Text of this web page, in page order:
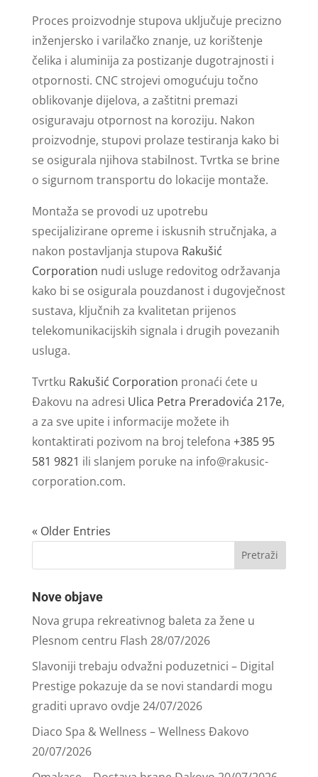
Proces proizvodnje stupova uključuje precizno
inženjersko i varilačko znanje, uz korištenje
čelika i aluminija za postizanje dugotrajnosti i
otpornosti. CNC strojevi omogućuju točno
oblikovanje dijelova, a zaštitni premazi
osiguravaju otpornost na koroziju. Nakon
proizvodnje, stupovi prolaze testiranja kako bi
se osigurala njihova stabilnost. Tvrtka se brine
o sigurnom transportu do lokacije montaže.
Montaža se provodi uz upotrebu
specijalizirane opreme i iskusnih stručnjaka, a
nakon postavljanja stupova Rakušić
Corporation nudi usluge redovitog održavanja
kako bi se osigurala pouzdanost i dugovječnost
sustava, ključnih za kvalitetan prijenos
telekomunikacijskih signala i drugih povezanih
usluga.
Tvrtku Rakušić Corporation pronaći ćete u
Đakovu na adresi Ulica Petra Preradovića 217e,
a za sve upite i informacije možete ih
kontaktirati pozivom na broj telefona +385 95
581 9821 ili slanjem poruke na info@rakusic-
corporation.com.
« Older Entries
Nove objave
Nova grupa rekreativnog baleta za žene u
Plesnom centru Flash 28/07/2026
Slavoniji trebaju odvažni poduzetnici – Digital
Prestige pokazuje da se novi standardi mogu
graditi upravo ovdje24/07/2026
Diaco Spa & Wellness – Wellness Đakovo
20/07/2026